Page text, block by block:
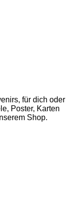
für dich oder
Poster, Karten
Shop.